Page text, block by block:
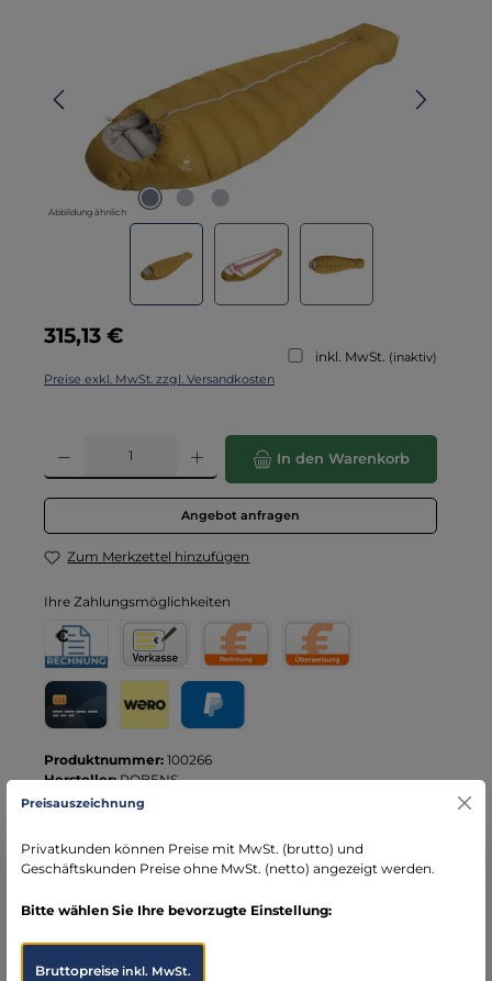
Abbildung ähnlich
Regulärer Preis:
315,13 €
inkl. MwSt. (inaktiv)
Preise exkl. MwSt. zzgl. Versandkosten
Produkt Anzahl: Gib den gewünschten Wert ein oder benutze die
In den Warenkorb
Angebot anfragen
Zum Merkzettel hinzufügen
Ihre Zahlungsmöglichkeiten
Produktnummer: 100266
Hersteller:ROBENS
Ihre Vorteile bei MBS
Kostenloser Versand ab € 119,- Bestellwert (nur
schneller Versand mit DHL
seit über 15 Jahren kompetenter Partner im
Bereich Notfallmedizin
Preisauszeichnung
Privatkunden können Preise mit MwSt. (brutto) und
Geschäftskunden Preise ohne MwSt. (netto) angezeigt werden.
Bitte wählen Sie Ihre bevorzugte Einstellung:
Bruttopreiseinkl. MwSt.